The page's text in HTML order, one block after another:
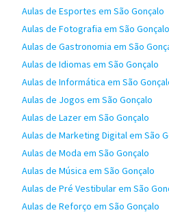
Aulas de Esportes em São Gonçalo
Aulas de Fotografia em São Gonçalo
Aulas de Gastronomia em São
Aulas de Idiomas em São Gonçalo
Aulas de Informática em São
Aulas de Jogos em São Gonçalo
Aulas de Lazer em São Gonçalo
Aulas de Marketing Digital em São
Aulas de Moda em São Gonçalo
Aulas de Música em São Gonçalo
Aulas de Pré Vestibular em São
Aulas de Reforço em São Gonçalo